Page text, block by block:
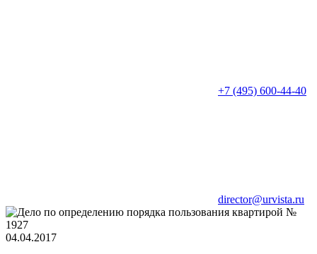
+7 (495) 600-44-40
director@urvista.ru
04.04.2017